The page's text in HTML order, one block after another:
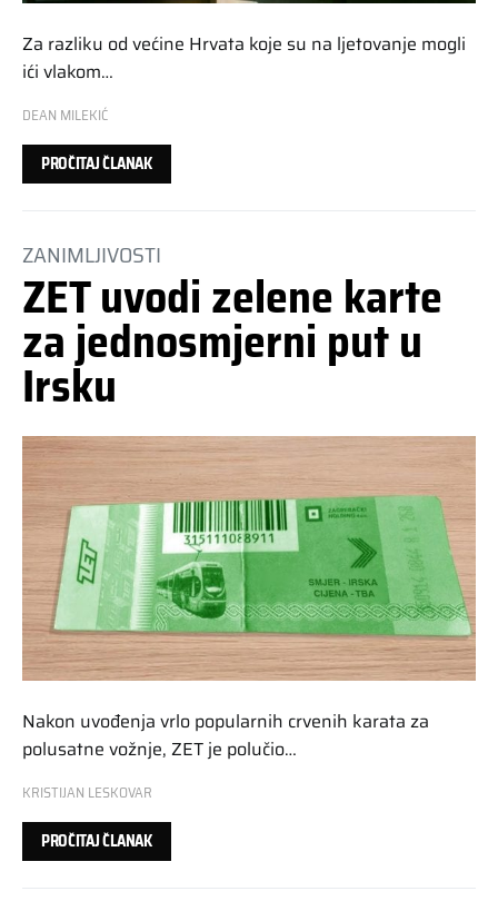
Za razliku od većine Hrvata koje su na ljetovanje mogli
ići vlakom…
DEAN MILEKIĆ
PROČITAJ ČLANAK
ZANIMLJIVOSTI
ZET uvodi zelene karte
za jednosmjerni put u
Irsku
Nakon uvođenja vrlo popularnih crvenih karata za
polusatne vožnje, ZET je polučio…
KRISTIJAN LESKOVAR
PROČITAJ ČLANAK